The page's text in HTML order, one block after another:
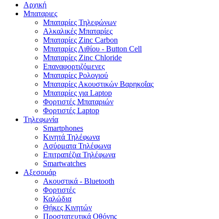
Αρχική
Μπαταριες
Μπαταρίες Τηλεφώνων
Αλκαλικές Μπαταρίες
Μπαταρίες Zinc Carbon
Μπαταρίες Λιθίου - Button Cell
Μπαταρίες Zinc Chloride
Επαναφορτιζόμενες
Μπαταρίες Ρολογιού
Μπαταρίες Ακουστικών Βαρηκοΐας
Μπαταρίες για Laptop
Φορτιστές Μπαταριών
Φορτιστές Laptop
Τηλεφωνία
Smartphones
Κινητά Τηλέφωνα
Ασύρματα Τηλέφωνα
Επιτραπέζια Τηλέφωνα
Smartwatches
Αξεσουάρ
Ακουστικά - Bluetooth
Φορτιστές
Καλώδια
Θήκες Κινητών
Προστατευτικά Οθόνης